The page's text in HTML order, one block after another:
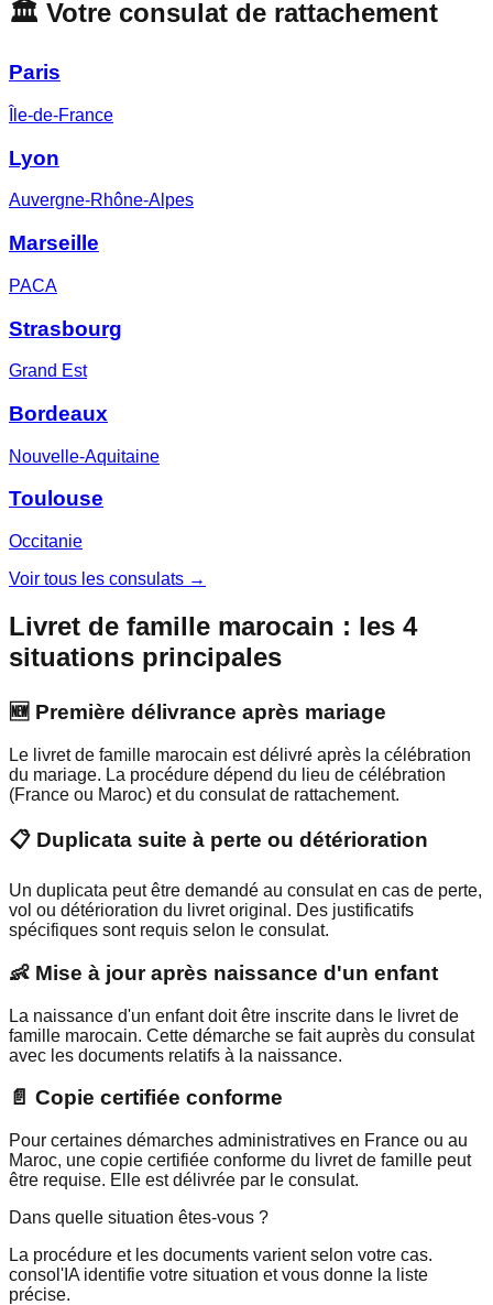
🏛️ Votre consulat de rattachement
Paris
Île-de-France
Lyon
Auvergne-Rhône-Alpes
Marseille
PACA
Strasbourg
Grand Est
Bordeaux
Nouvelle-Aquitaine
Toulouse
Occitanie
Voir tous les consulats →
Livret de famille marocain : les 4
situations principales
🆕 Première délivrance après mariage
Le livret de famille marocain est délivré après la célébration
du mariage. La procédure dépend du lieu de célébration
(France ou Maroc) et du consulat de rattachement.
📋 Duplicata suite à perte ou détérioration
Un duplicata peut être demandé au consulat en cas de perte,
vol ou détérioration du livret original. Des justificatifs
spécifiques sont requis selon le consulat.
👶 Mise à jour après naissance d'un enfant
La naissance d'un enfant doit être inscrite dans le livret de
famille marocain. Cette démarche se fait auprès du consulat
avec les documents relatifs à la naissance.
📄 Copie certifiée conforme
Pour certaines démarches administratives en France ou au
Maroc, une copie certifiée conforme du livret de famille peut
être requise. Elle est délivrée par le consulat.
Dans quelle situation êtes-vous ?
La procédure et les documents varient selon votre cas.
consol'IA identifie votre situation et vous donne la liste
précise.